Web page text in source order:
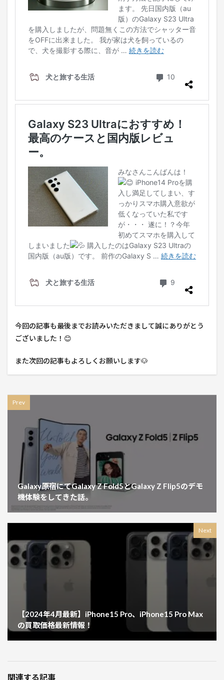
今回の記事も最後までお読みいただきまして誠にありがとう
ございました！😊
また次回の記事もよろしくお願いします🐶
Prev
Galaxy原宿にてGalaxy Z Fold5とGalaxy Z Flip5のデモ
機体験をしてきた話。
Next
【2024年4月最新】iPhone15 Pro、iPhone15 Pro Max
の買取価格最新情報！
関連する記事